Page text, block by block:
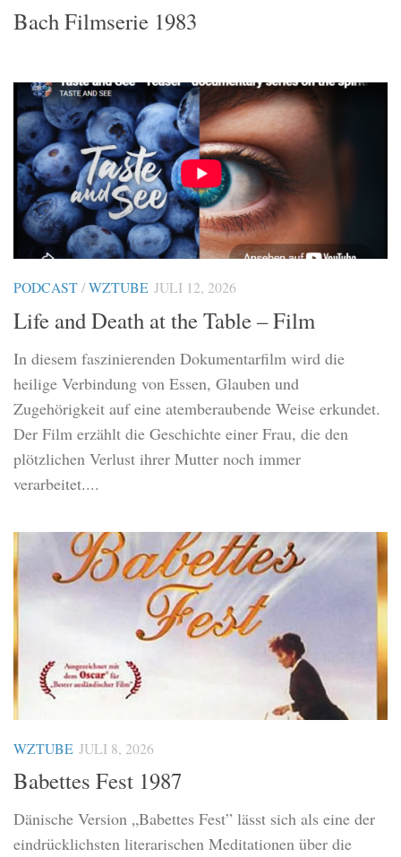
Bach Filmserie 1983
PODCAST/WZTUBE JULI 12, 2026
Life and Death at the Table – Film
In diesem faszinierenden Dokumentarfilm wird die
heilige Verbindung von Essen, Glauben und
Zugehörigkeit auf eine atemberaubende Weise erkundet.
Der Film erzählt die Geschichte einer Frau, die den
plötzlichen Verlust ihrer Mutter noch immer
verarbeitet....
WZTUBE JULI 8, 2026
Babettes Fest 1987
Dänische Version „Babettes Fest” lässt sich als eine der
eindrücklichsten literarischen Meditationen über die